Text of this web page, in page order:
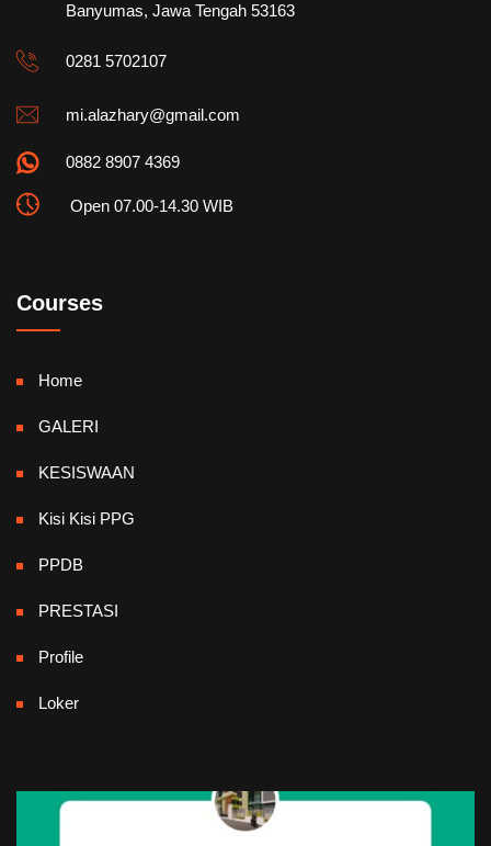
Banyumas, Jawa Tengah 53163
0281 5702107
mi.alazhary@gmail.com
0882 8907 4369
Open 07.00-14.30 WIB
Courses
Home
GALERI
KESISWAAN
Kisi Kisi PPG
PPDB
PRESTASI
Profile
Loker